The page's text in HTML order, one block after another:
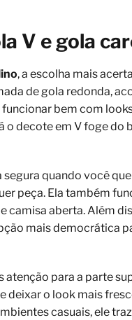
V e gola
, a escolha mais
de gola redonda,
bem com
decote em V foge do
segura quando você
peça. Ela também
aberta. Além
mais democrática
atenção para a parte
o look mais
casuais, ele